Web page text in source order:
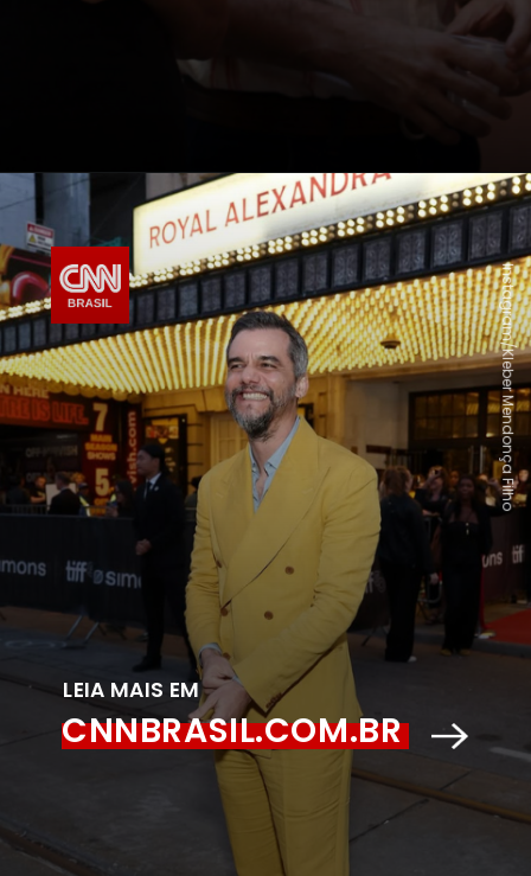
LEIA MAIS EM
CNNBRASIL.COM.BR
Instagram/Kleber Mendonça Filho